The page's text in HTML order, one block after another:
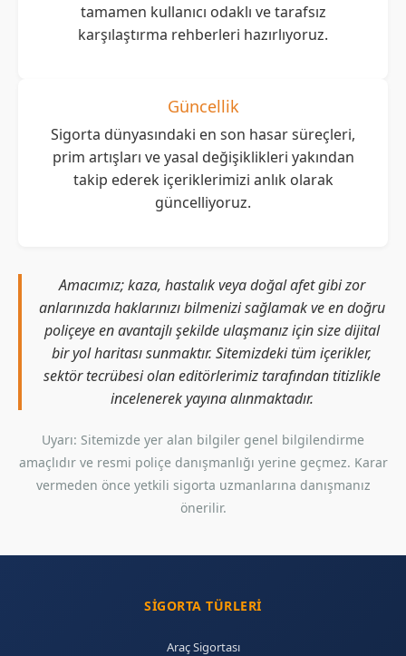
tamamen kullanıcı odaklı ve tarafsız
karşılaştırma rehberleri hazırlıyoruz.
Güncellik
Sigorta dünyasındaki en son hasar süreçleri,
prim artışları ve yasal değişiklikleri yakından
takip ederek içeriklerimizi anlık olarak
güncelliyoruz.
Amacımız; kaza, hastalık veya doğal afet gibi zor
anlarınızda haklarınızı bilmenizi sağlamak ve en doğru
poliçeye en avantajlı şekilde ulaşmanız için size dijital
bir yol haritası sunmaktır. Sitemizdeki tüm içerikler,
sektör tecrübesi olan editörlerimiz tarafından titizlikle
incelenerek yayına alınmaktadır.
Uyarı: Sitemizde yer alan bilgiler genel bilgilendirme
amaçlıdır ve resmi poliçe danışmanlığı yerine geçmez. Karar
vermeden önce yetkili sigorta uzmanlarına danışmanız
önerilir.
SIGORTA TÜRLERI
Araç Sigortası